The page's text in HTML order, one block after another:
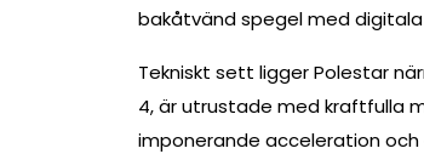
bakåtvänd spegel med
Tekniskt sett ligger Polestar
4, är utrustade med kraftfulla
imponerande acceleration